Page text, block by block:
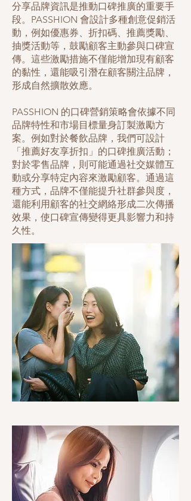
分享品牌資訊是推動口碑推廣的重要手
段。PASSHION 會設計多種創意促銷活
動，例如優惠券、折扣碼、推薦獎勵、
抽獎活動等，鼓勵顧客主動參與口碑宣
傳。這些激勵措施不僅能增加現有顧客
的黏性，還能吸引潛在顧客關注品牌，
形成自然擴散效應。
PASSHION 的口碑營銷策略會依據不同
品牌特性和市場目標量身訂製激勵方
案。例如對於餐飲品牌，我們可設計
「推薦好友享折扣」的口碑推廣活動；
對於零售品牌，則可能通過社交媒體互
動或分享特定內容來激勵顧客。通過這
種方式，品牌不僅能提升社群參與度，
還能利用顧客的社交網絡形成二次傳播
效果，使口碑宣傳變得更具影響力和持
久性。